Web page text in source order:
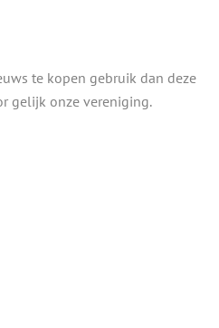
te kopen gebruik dan deze
gelijk onze vereniging.